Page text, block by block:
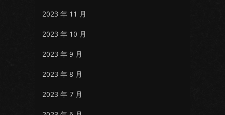
2023 年 11 月
2023 年 10 月
2023 年 9 月
2023 年 8 月
2023 年 7 月